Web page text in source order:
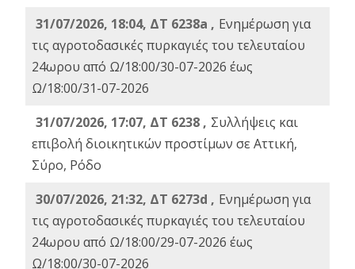
31/07/2026, 18:04, ΔΤ 6238a , Ενημέρωση για
τις αγροτοδασικές πυρκαγιές του τελευταίου
24ωρου από Ω/18:00/30-07-2026 έως
Ω/18:00/31-07-2026
31/07/2026, 17:07, ΔΤ 6238 , Συλλήψεις και
επιβολή διοικητικών προστίμων σε Αττική,
Σύρο, Ρόδο
30/07/2026, 21:32, ΔΤ 6273d , Ενημέρωση για
τις αγροτοδασικές πυρκαγιές του τελευταίου
24ωρου από Ω/18:00/29-07-2026 έως
Ω/18:00/30-07-2026